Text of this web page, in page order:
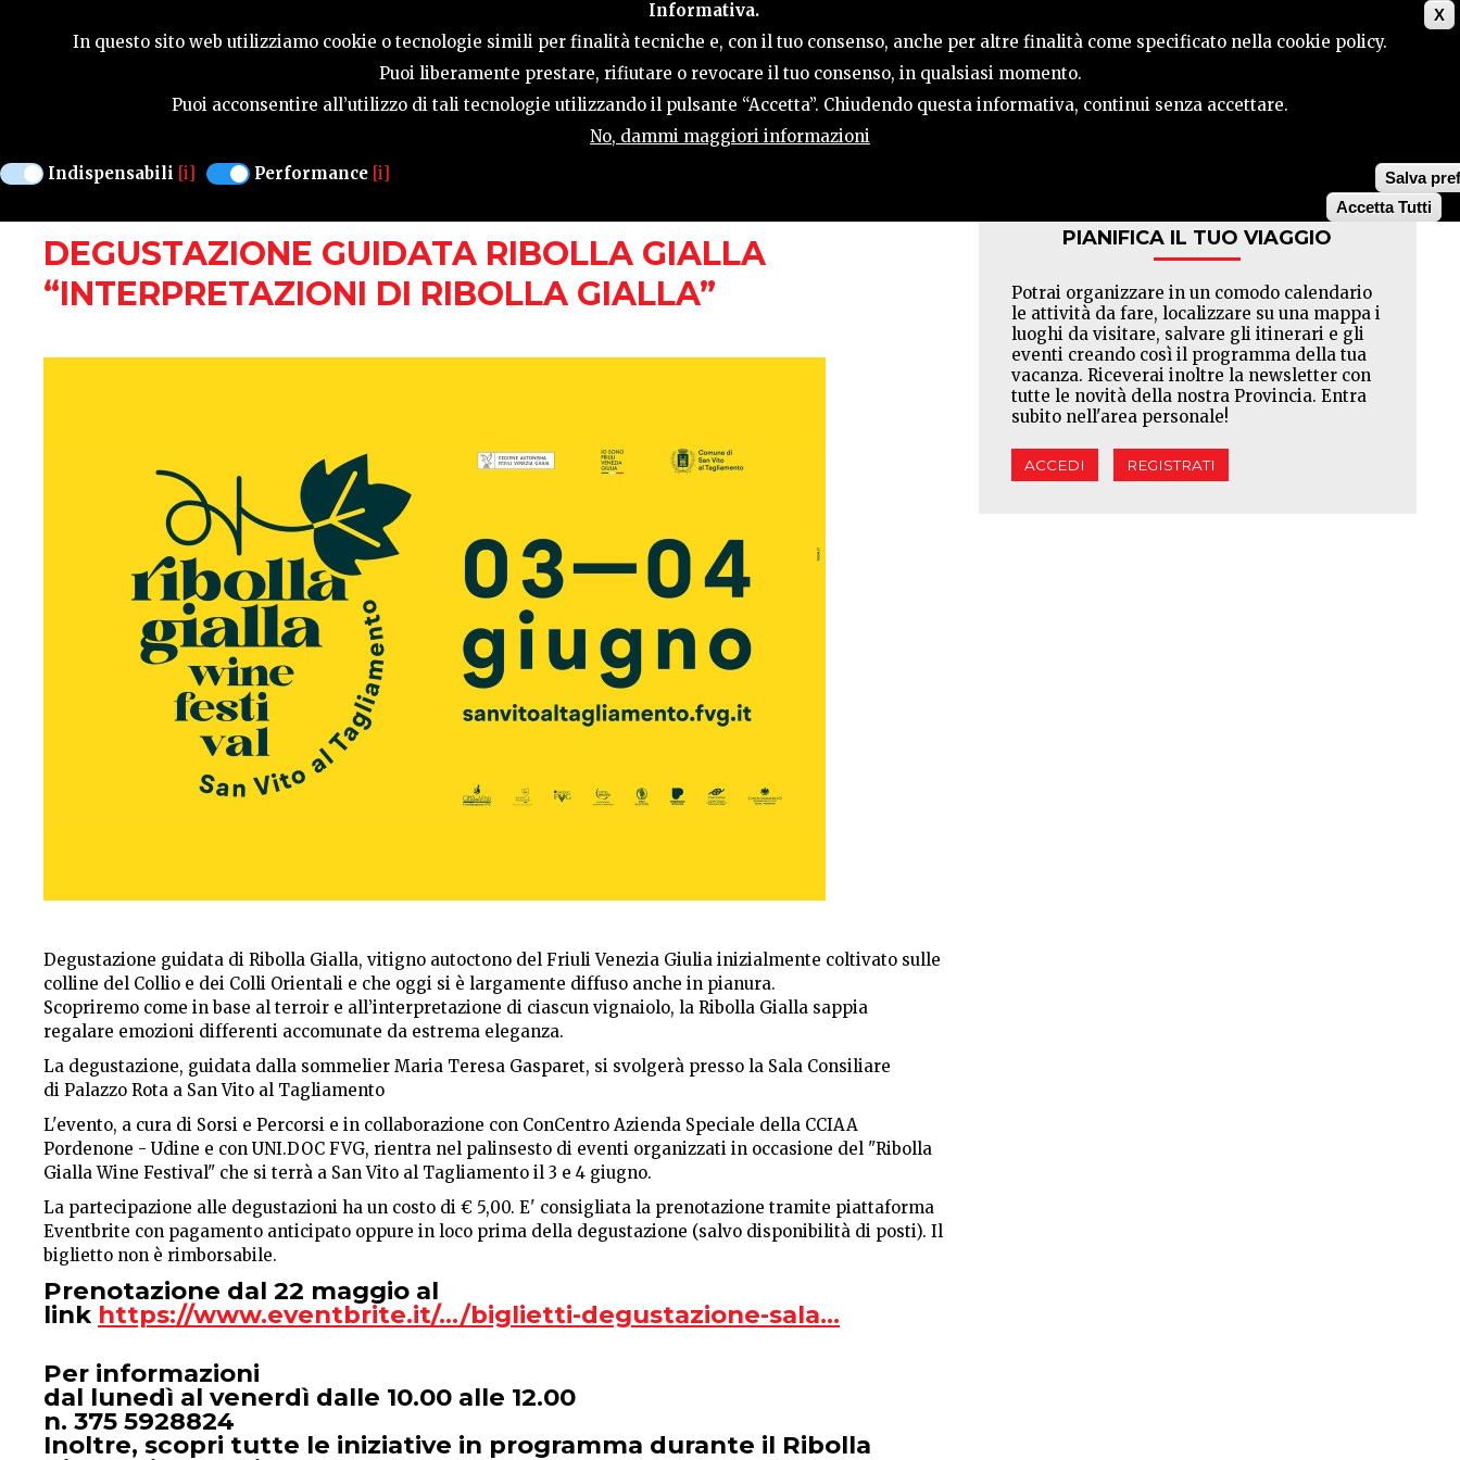
X
Informativa.
In questo sito web utilizziamo cookie o tecnologie simili per finalità tecniche e, con il tuo consenso, anche per altre finalità come specificato nella cookie policy.
Puoi liberamente prestare, rifiutare o revocare il tuo consenso, in qualsiasi momento.
Puoi acconsentire all’utilizzo di tali tecnologie utilizzando il pulsante “Accetta”. Chiudendo questa informativa, continui senza accettare.
No, dammi maggiori informazioni
Indispensabili [i] Performance [i]
Salva
Accetta Tutti
GUIDA STAGIONALE COSA FARE OSPITALITÀ GUIDA UTILE CONTATTI CERCA
DEGUSTAZIONE GUIDATA RIBOLLA GIALLA
“INTERPRETAZIONI DI RIBOLLA GIALLA”
Degustazione guidata di Ribolla Gialla, vitigno autoctono del Friuli Venezia Giulia inizialmente coltivato sulle
colline del Collio e dei Colli Orientali e che oggi si è largamente diffuso anche in pianura.
Scopriremo come in base al terroir e all’interpretazione di ciascun vignaiolo, la Ribolla Gialla sappia
regalare emozioni differenti accomunate da estrema eleganza.
La degustazione, guidata dalla sommelier Maria Teresa Gasparet, si svolgerà presso la Sala Consiliare
di Palazzo Rota a San Vito al Tagliamento
L'evento, a cura di Sorsi e Percorsi e in collaborazione con ConCentro Azienda Speciale della CCIAA
Pordenone - Udine e con UNI.DOC FVG, rientra nel palinsesto di eventi organizzati in occasione del "Ribolla
Gialla Wine Festival" che si terrà a San Vito al Tagliamento il 3 e 4 giugno.
La partecipazione alle degustazioni ha un costo di € 5,00. E' consigliata la prenotazione tramite piattaforma
Eventbrite con pagamento anticipato oppure in loco prima della degustazione (salvo disponibilità di posti). Il
biglietto non è rimborsabile.
Prenotazione dal 22 maggio al
link https://www.eventbrite.it/.../biglietti-degustazione-sala...
Per informazioni
dal lunedì al venerdì dalle 10.00 alle 12.00
n. 375 5928824
Inoltre, scopri tutte le iniziative in programma durante il Ribolla
PIANIFICA IL TUO VIAGGIO
Potrai organizzare in un comodo calendario
le attività da fare, localizzare su una mappa i
luoghi da visitare, salvare gli itinerari e gli
eventi creando così il programma della tua
vacanza. Riceverai inoltre la newsletter con
tutte le novità della nostra Provincia. Entra
subito nell'area personale!
ACCEDI REGISTRATI